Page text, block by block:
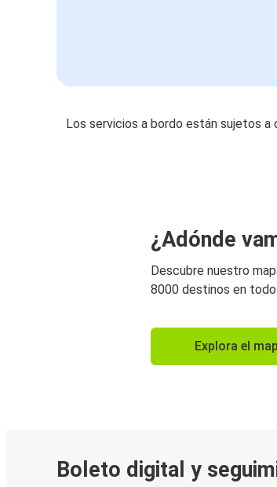
Los servicios a bordo están sujetos a
¿Adónde
Descubre nuestro
8000 destinos en todo
Explora el
Boleto digital y